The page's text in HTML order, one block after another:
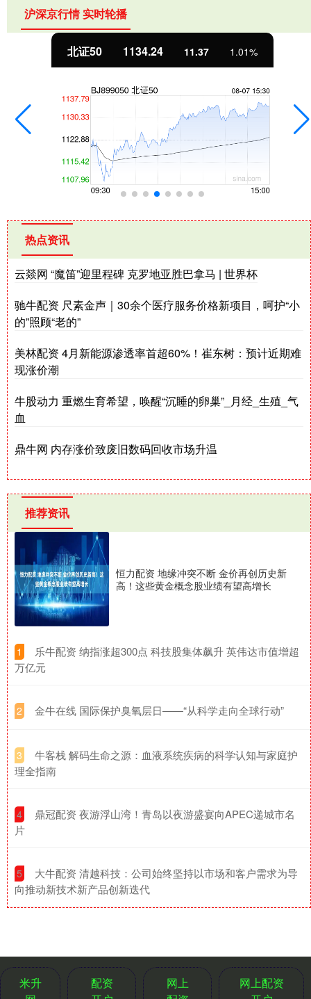
沪深京行情 实时轮播
北证50 1134.24 11.37 1.01%
热点资讯
云燚网 “魔笛”迎里程碑 克罗地亚胜巴拿马 | 世界杯
驰牛配资 尺素金声｜30余个医疗服务价格新项目，呵护“小
的”照顾“老的”
美林配资 4月新能源渗透率首超60%！崔东树：预计近期难
现涨价潮
牛股动力 重燃生育希望，唤醒“沉睡的卵巢”_月经_生殖_气
血
鼎牛网 内存涨价致废旧数码回收市场升温
推荐资讯
恒力配资 地缘冲突不断 金价再创历史新
高！这些黄金概念股业绩有望高增长
1
​乐牛配资 纳指涨超300点 科技股集体飙升 英伟达市值增超
万亿元
2 ​金牛在线 国际保护臭氧层日——“从科学走向全球行动”
3
​牛客栈 解码生命之源：血液系统疾病的科学认知与家庭护
理全指南
4
​鼎冠配资 夜游浮山湾！青岛以夜游盛宴向APEC递城市名
片
5
​大牛配资 清越科技：公司始终坚持以市场和客户需求为导
向推动新技术新产品创新迭代
米升
配资
网上
网上配资